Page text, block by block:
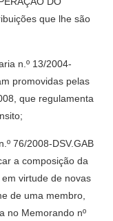
que lhe são
n.º 13/2004-
promovidas pelas
que regulamenta
76/2008-DSV.GAB
a composição da
virtude de novas
de uma membro,
no Memorando nº